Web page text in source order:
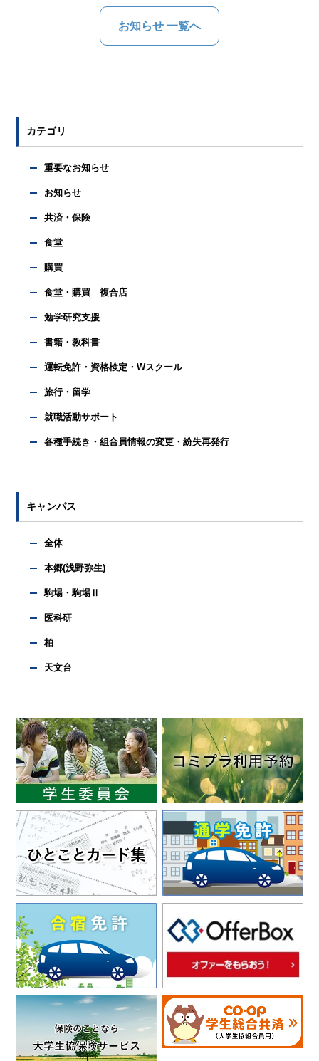
お知らせ 一覧へ
カテゴリ
重要なお知らせ
お知らせ
共済・保険
食堂
購買
食堂・購買 複合店
勉学研究支援
書籍・教科書
運転免許・資格検定・Wスクール
旅行・留学
就職活動サポート
各種手続き・組合員情報の変更・紛失再発行
キャンパス
全体
本郷(浅野弥生)
駒場・駒場Ⅱ
医科研
柏
天文台